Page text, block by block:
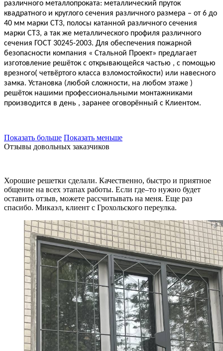
различного металлопроката: металлический пруток
квадратного и круглого сечения различного размера – от 6 до
40 мм марки СТ3, полосы катанной различного сечения
марки СТ3, а так же металлического профиля различного
сечения ГОСТ 30245-2003. Для обеспечения пожарной
безопасности компания « Стальной Проект» предлагает
изготовление решёток с открывающейся частью , с помощью
врезного( четвёртого класса взломостойкости) или навесного
замка. Установка (любой сложности, на любом этаже )
решёток нашими профессиональными монтажниками
производится в день , заранее оговорённый с Клиентом.
Показать больше Показать меньше
Отзывы довольных заказчиков
Хорошие решетки сделали. Качественно, быстро и приятное
общение на всех этапах работы. Если где–то нужно будет
оставить отзыв, можете рассчитывать на меня. Еще раз
спасибо. Микаэл, клиент с Грохольского переулка.